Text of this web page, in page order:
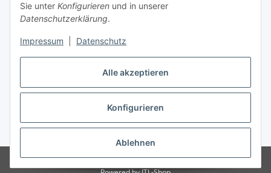
Alle akzeptieren
Konfigurieren
Ablehnen
Sie unter Konfigurieren und in unserer
Datenschutzerklärung.
Impressum Datenschutz
Gesetzliche Informationen
Vertrag widerrufen
* Alle Preise inkl. gesetzlicher USt., zzgl.Versand
© Weixelbaumer GmbH